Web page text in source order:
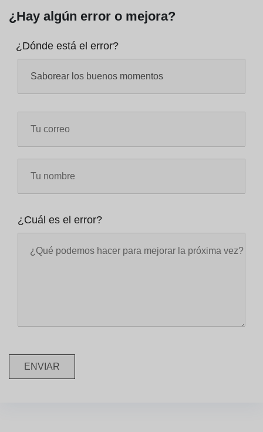
¿Hay algún error o mejora?
¿Dónde está el error?
¿Cuál es el error?
ENVIAR